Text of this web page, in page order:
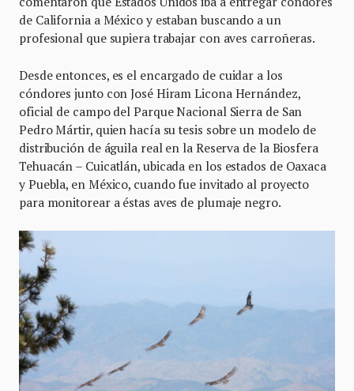
de California a México y estaban buscando a un
profesional que supiera trabajar con aves carroñeras.
Desde entonces, es el encargado de cuidar a los
cóndores junto con José Hiram Licona Hernández,
oficial de campo del Parque Nacional Sierra de San
Pedro Mártir, quien hacía su tesis sobre un modelo de
distribución de águila real en la Reserva de la Biosfera
Tehuacán – Cuicatlán, ubicada en los estados de Oaxaca
y Puebla, en México, cuando fue invitado al proyecto
para monitorear a éstas aves de plumaje negro.